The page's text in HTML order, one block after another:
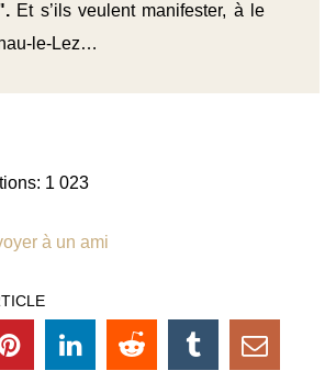
Et s’ils veulent manifester, à le
le-Lez…
1 023
à un ami